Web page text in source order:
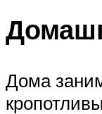
Дома